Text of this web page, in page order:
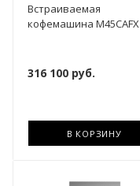
Встраиваемая
кофемашина M45CAFX
316 100 руб.
В КОРЗИНУ